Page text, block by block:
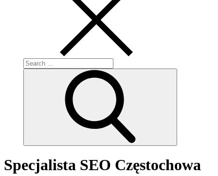
Search
for:
Specjalista SEO Częstochowa